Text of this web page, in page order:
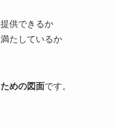
供できるか
たしているか
めの図面です。